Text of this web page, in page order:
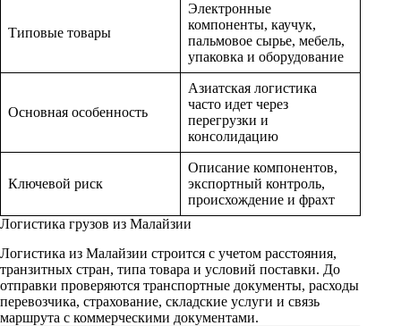
Типовые товары
Электронные
компоненты, каучук,
пальмовое сырье, мебель,
упаковка и оборудование
Основная особенность
Азиатская логистика
часто идет через
перегрузки и
консолидацию
Ключевой риск
Описание компонентов,
экспортный контроль,
происхождение и фрахт
Логистика грузов из Малайзии
Логистика из Малайзии строится с учетом расстояния,
транзитных стран, типа товара и условий поставки. До
отправки проверяются транспортные документы, расходы
перевозчика, страхование, складские услуги и связь
маршрута с коммерческими документами.